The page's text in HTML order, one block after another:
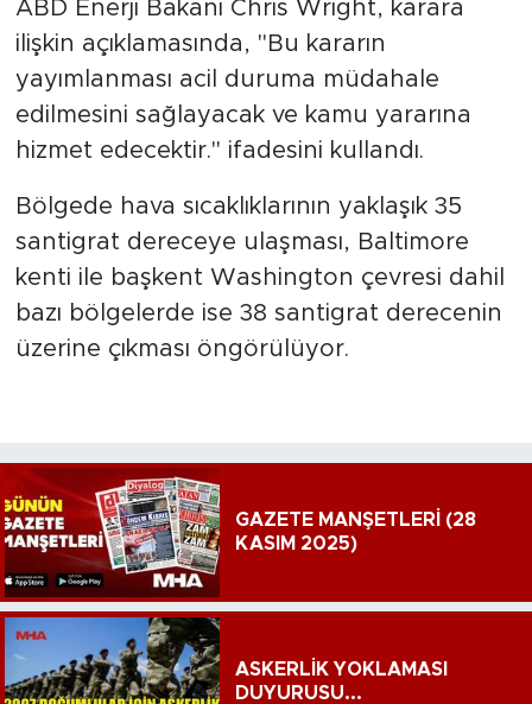
ABD Enerji Bakanı Chris Wright, karara
ilişkin açıklamasında, "Bu kararın
yayımlanması acil duruma müdahale
edilmesini sağlayacak ve kamu yararına
hizmet edecektir." ifadesini kullandı.
Bölgede hava sıcaklıklarının yaklaşık 35
santigrat dereceye ulaşması, Baltimore
kenti ile başkent Washington çevresi dahil
bazı bölgelerde ise 38 santigrat derecenin
üzerine çıkması öngörülüyor.
GAZETE MANŞETLERİ (28
KASIM 2025)
ASKERLİK YOKLAMASI
DUYURUSU...